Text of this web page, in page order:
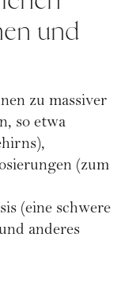
und
zu massiver
so etwa
(zum
(eine schwere
anderes